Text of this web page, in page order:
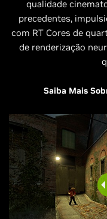
qualidade
precedentes,
com RT Cores de
de renderização
Saiba Mais